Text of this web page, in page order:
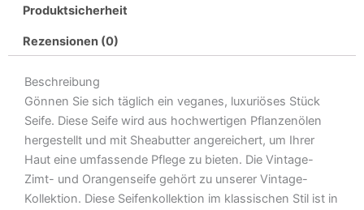
Produktsicherheit
Rezensionen (0)
Beschreibung
Gönnen Sie sich täglich ein veganes, luxuriöses Stück
Seife. Diese Seife wird aus hochwertigen Pflanzenölen
hergestellt und mit Sheabutter angereichert, um Ihrer
Haut eine umfassende Pflege zu bieten. Die Vintage-
Zimt- und Orangenseife gehört zu unserer Vintage-
Kollektion. Diese Seifenkollektion im klassischen Stil ist in